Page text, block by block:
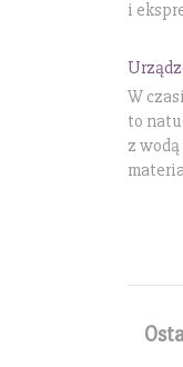
i
W
to
z